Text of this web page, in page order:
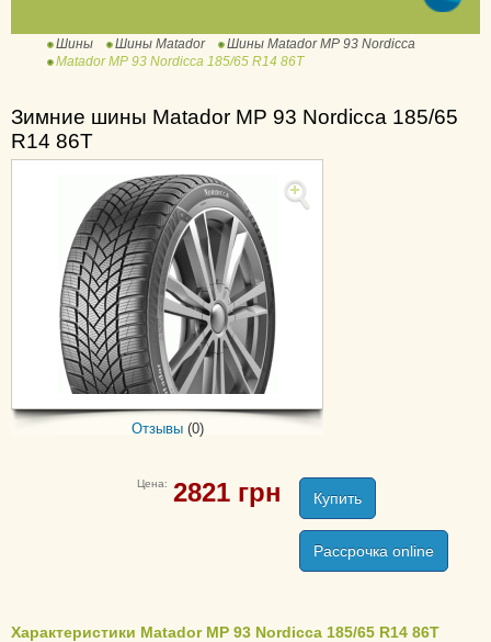
Hectorra Van
MP 47 Hectorra 3 SUV
MPS 320 Maxilla
MPS 330 Maxilla 2
MP-62 All Weather Evo
MP-72 Izzarda A/T 2
MPS 125 Variant All
Weather
Weather 2
Шины Шины Matador
Шины Matador MP 93 Nordicca
Matador MP 93 Nordicca 185/65 R14 86T
Зимние шины Matador MP 93 Nordicca 185/65
R14 86T
Отзывы (0)
Цена: 2821 грн Купить
Рассрочка online
Характеристики Matador MP 93 Nordicca 185/65 R14 86T